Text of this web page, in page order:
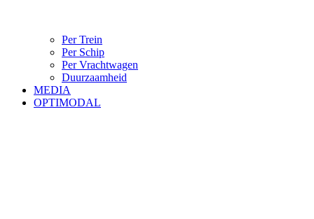
Per Trein
Per Schip
Per Vrachtwagen
Duurzaamheid
MEDIA
OPTIMODAL